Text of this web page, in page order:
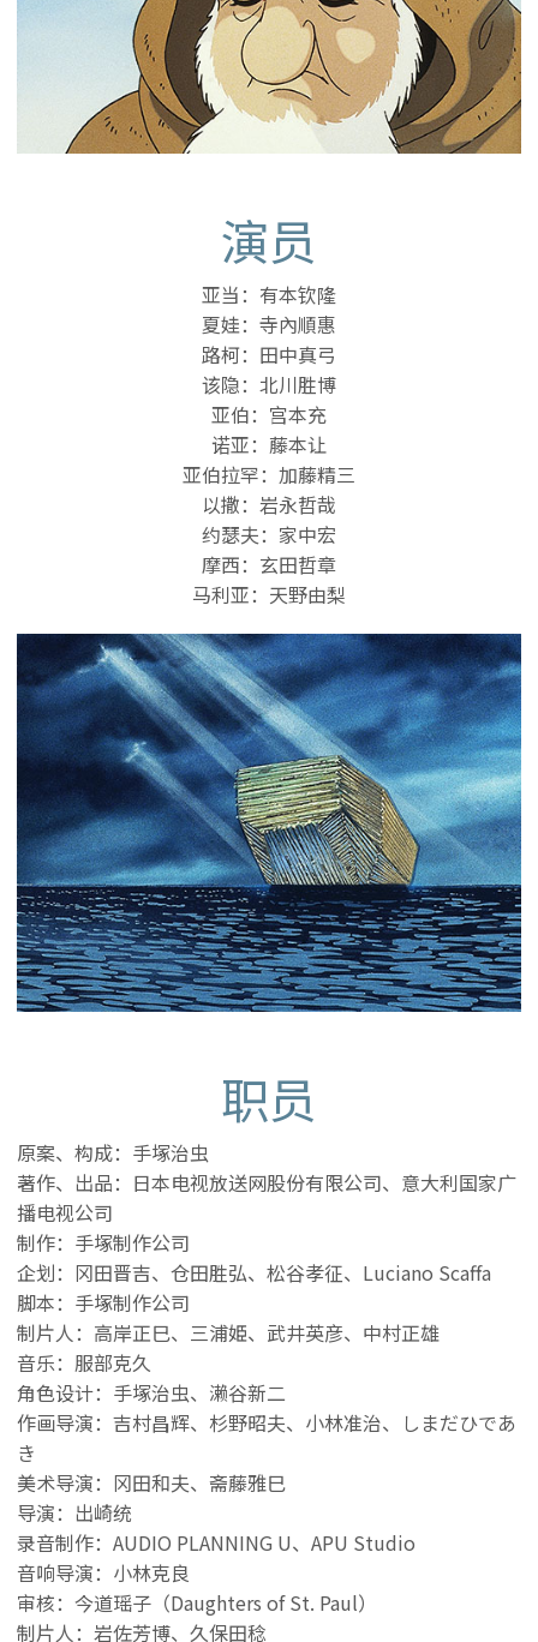
演员
亚当：有本钦隆
夏娃：寺內順惠
路柯：田中真弓
该隐：北川胜博
亚伯：宫本充
诺亚：藤本让
亚伯拉罕：加藤精三
以撒：岩永哲哉
约瑟夫：家中宏
摩西：玄田哲章
马利亚：天野由梨
职员
原案、构成：手塚治虫
著作、出品：日本电视放送网股份有限公司、意大利国家广
播电视公司
制作：手塚制作公司
企划：冈田晋吉、仓田胜弘、松谷孝征、Luciano Scaffa
脚本：手塚制作公司
制片人：高岸正巳、三浦姫、武井英彦、中村正雄
音乐：服部克久
角色设计：手塚治虫、濑谷新二
作画导演：吉村昌辉、杉野昭夫、小林准治、しまだひであ
き
美术导演：冈田和夫、斋藤雅巳
导演：出崎统
录音制作：AUDIO PLANNING U、APU Studio
音响导演：小林克良
审核：今道瑶子（Daughters of St. Paul）
制片人：岩佐芳博、久保田稔